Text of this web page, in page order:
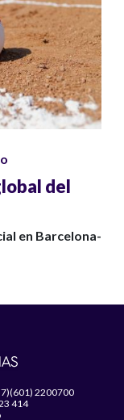
del
en Barcelona-
2200700
414